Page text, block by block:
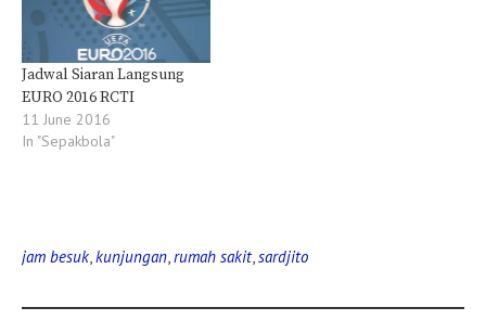
Jadwal Siaran Langsung
EURO 2016 RCTI
11 June 2016
In "Sepakbola"
jam besuk kunjungan rumah sakit, sardjito